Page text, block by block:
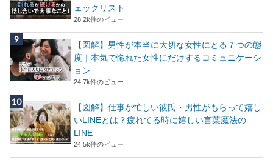
ェックリスト
28.2k件のビュー
【図解】男性が本当に大切な女性にとる７つの態
度｜本気で惚れた女性にだけするコミュニケーシ
ョン
24.7k件のビュー
【図解】仕事が忙しい彼氏・男性がもらって嬉し
いLINEとは？疲れてる時に嬉しい言葉魔法の
LINE
24.5k件のビュー